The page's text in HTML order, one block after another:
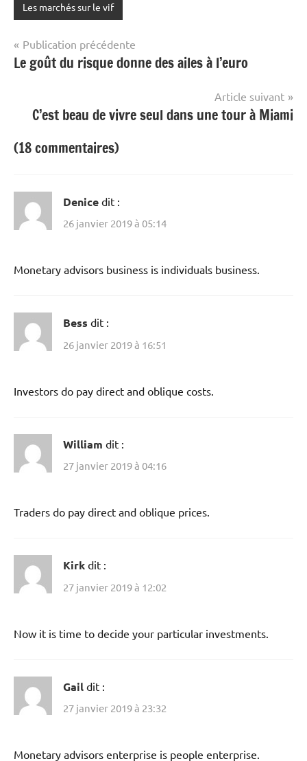
Les marchés sur le vif
Navigation
de
Publication précédente
Le goût du risque donne des ailes à l’euro
Article suivant
C’est beau de vivre seul dans une tour à Miami
(18 commentaires)
Denice dit :
26 janvier 2019 à 05:14
Monetary advisors business is individuals business.
Bess dit :
26 janvier 2019 à 16:51
Investors do pay direct and oblique costs.
William dit :
27 janvier 2019 à 04:16
Traders do pay direct and oblique prices.
Kirk dit :
27 janvier 2019 à 12:02
Now it is time to decide your particular investments.
Gail dit :
27 janvier 2019 à 23:32
Monetary advisors enterprise is people enterprise.